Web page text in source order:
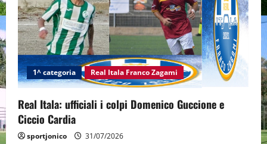
1^ categoria Real Itala Franco Zagami
Real Itala: ufficiali i colpi Domenico Guccione e
Ciccio Cardia
sportjonico 31/07/2026